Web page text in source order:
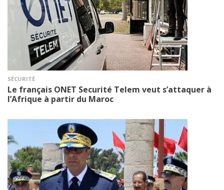
SÉCURITÉ
Le français ONET Securité Telem veut s’attaquer à
l’Afrique à partir du Maroc